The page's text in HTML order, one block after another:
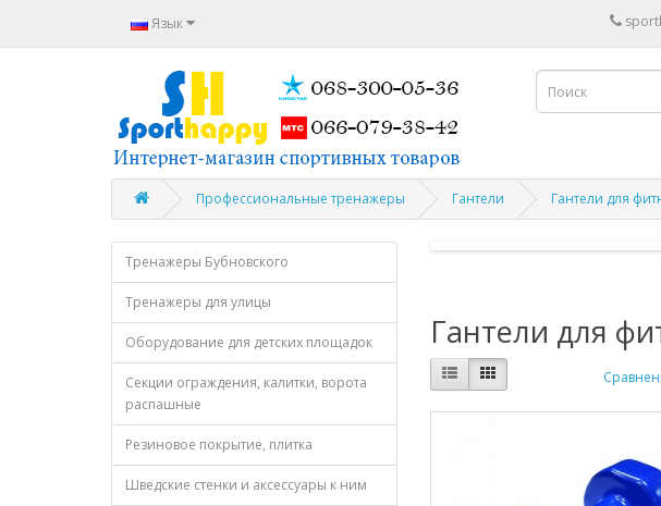
Язык
Профессиональные тренажеры Гантели Гантели для
Тренажеры Бубновского
Тренажеры для улицы
Оборудование для детских площадок
Секции ограждения, калитки, ворота
распашные
Резиновое покрытие, плитка
Шведские стенки и аксессуары к ним
Гантели для